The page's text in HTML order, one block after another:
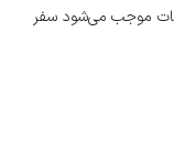
موجب می‌شود سفر